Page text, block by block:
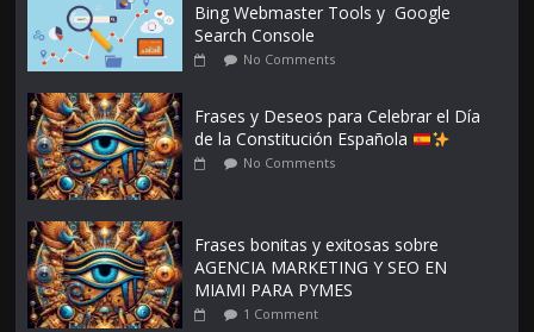
Bing Webmaster Tools y Google
Search Console
No Comments
Frases y Deseos para Celebrar el Día
de la Constitución Española
No Comments
Frases bonitas y exitosas sobre
AGENCIA MARKETING Y SEO EN
MIAMI PARA PYMES
1 Comment